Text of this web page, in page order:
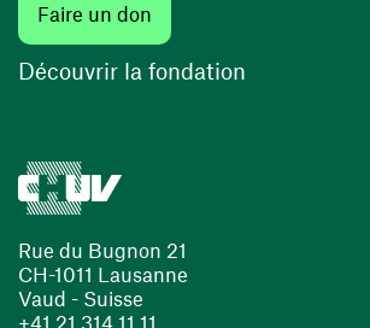
Rue du Bugnon 21
CH-1011 Lausanne
Vaud - Suisse
+41 21 314 11 11
Faire un don
Découvrir la fondation